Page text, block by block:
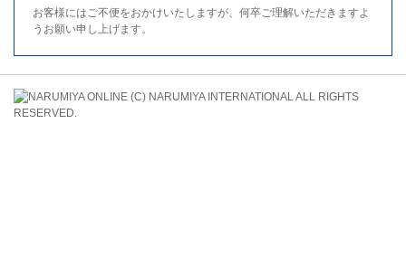
お客様にはご不便をおかけいたしますが、何卒ご理解いただきますよ
うお願い申し上げます。